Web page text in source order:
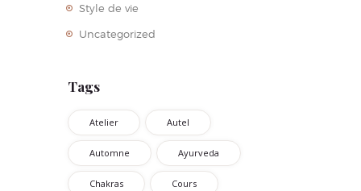
Style de vie
Uncategorized
Tags
Atelier Autel
Automne Ayurveda
Chakras Cours